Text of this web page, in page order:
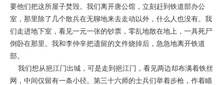
要他们把这所屋子焚毁。我们离开唐公馆，立刻赶到铁道部办公
室，那里除了几个散兵在无聊地来去走动以外，什么人也没有。我
们走进地下室，看见一元一张的钞票，零乱地散在地上，一具死尸
倒卧在那里。我和李仲辛把遗留的文件烧掉后，急急地离开铁道
部。
我们想从挹江门出城，可是走到挹江门，看见两边却布满着铁丝
网，中间仅留有一条小径。第三十六师的士兵们举着步枪，作着瞄